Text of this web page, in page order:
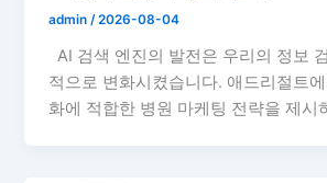
admin/2026-08-04
AI 검색 엔진의 발전은 우리의 정보
적으로 변화시켰습니다. 애드리절트
화에 적합한 병원 마케팅 전략을 제시